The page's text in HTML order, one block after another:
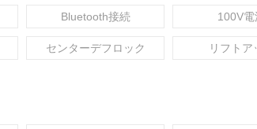
Bluetooth接続 100V電
センターデフロック リフトア